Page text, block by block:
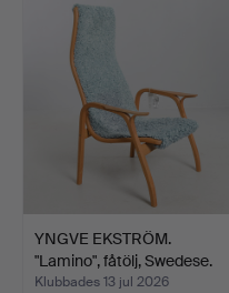
YNGVE EKSTRÖM.
"Lamino", fåtölj, Swedese.
Klubbades 13 jul 2026